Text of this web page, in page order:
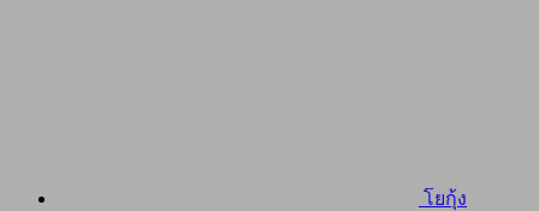
โยกุ้ง